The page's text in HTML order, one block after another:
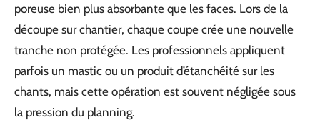
poreuse bien plus absorbante que les faces. Lors de la
découpe sur chantier, chaque coupe crée une nouvelle
tranche non protégée. Les professionnels appliquent
parfois un mastic ou un produit d’étanchéité sur les
chants, mais cette opération est souvent négligée sous
la pression du planning.